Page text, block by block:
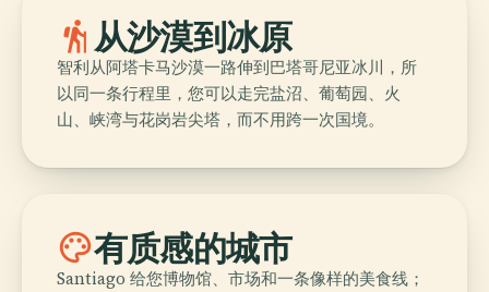
hiking 从沙漠到冰原
智利从阿塔卡马沙漠一路伸到巴塔哥尼亚冰川，所
以同一条行程里，您可以走完盐沼、葡萄园、火
山、峡湾与花岗岩尖塔，而不用跨一次国境。
palette有质感的城市
Santiago 给您博物馆、市场和一条像样的美食线；